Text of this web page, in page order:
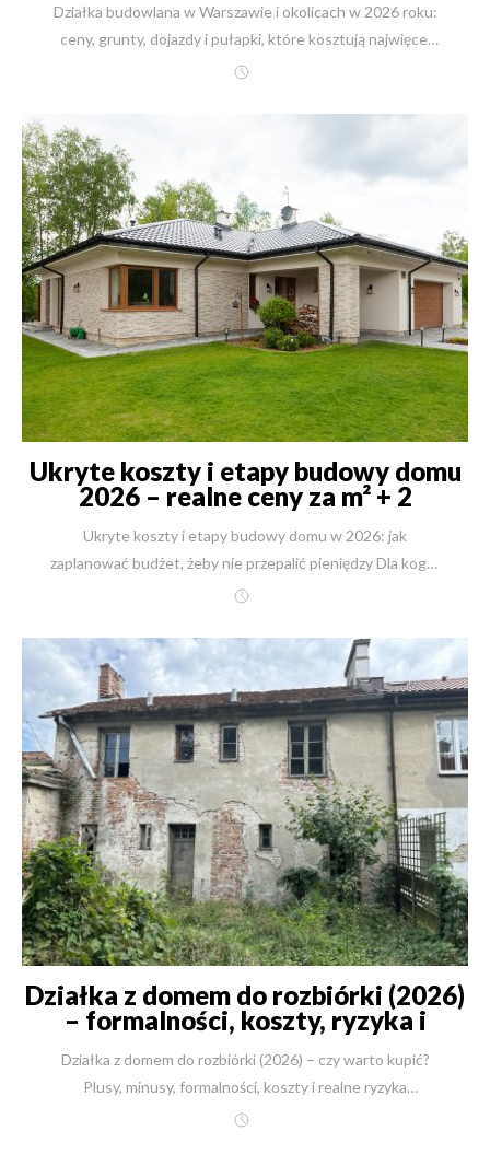
Działka budowlana w Warszawie i okolicach w 2026 roku: ceny, grunty, dojazdy i pułapki, które kosztują najwięcej Piszę ten tekst z perspektywy wejścia w 2026 rok – i powiem wprost: dziś o dobrej działce nie decyduje już tylko „ładna okolica”. Decyduje czas dojazdu, plan miejscowy, rodzaj gruntu i wody gruntowe, dostępność mediów oraz to, czy działka ma potencjał „na dom marzeń”, czy raczej „na kosztowną walkę z naturą i urzędem”. Kwintesencja (najważniejsze wnioski w 60 sekund) Warszawa = wygoda i infrastruktura, ale też: wysoka cena, sąsiedzi z każdej strony, hałas, ograniczenia MPZP i mało „prawdziwie dobrych” działek. Pod Warszawą często dostajesz większą działkę za niższą cenę, ale musisz wygrać trzy bitwy: dojazd, media i formalności (MPZP/WZ/Plan Ogólny). Grunt i woda potrafią „zjeść” pozorną okazję: tania działka na glinie = częściej błoto po zimie, trudniejsze odwodnienie, inne rozwiązania fundamentów i ogrodu. Najlepsza strategia na 2026: wybieraj lokalizacje przy szybkich trasach (S2/S8/S7/A2) albo przy kolei (SKM/WKD/Kolej), ale nie w zasięgu hałasu i nie „w ciemno” bez sprawdzenia planu i gruntu. W praktyce: działka to pierwszy z kluczowych tematów, od którego zależą wszystkie kolejne etapy budowy domu – koszt, tempo, technologia, komfort życia. Działka budowlana w Warszawie – wady i zalety (i dla kogo to naprawdę jest) Zalety działek w Warszawie Infrastruktura na wyciągnięcie ręki: szkoły, przedszkola, sklepy, usługi, sport, kultura. Komunikacja: metro, SKM, tramwaje, obwodnica – dla wielu osób to realnie „odzyskany czas”. Wyższa stabilność wartości gruntu: zwłaszcza w dzielnicach postrzeganych jako prestiżowe lub „pewne”. Mniej ryzyk „pustej gminy”: w wielu miejscach miasto jest już uzbrojone i ucywilizowane. Wady działek w Warszawie Cena: często płacisz „za adres”, a nie za parametry działki. Sąsiedzi z każdej strony: mniej prywatności, więcej ograniczeń (zacienienie, hałas, parkowanie, ogrodzenia). Hałas i zanieczyszczenia: szczególnie przy głównych arteriach i w gęstszej zabudowie. Mniej elastyczności projektowej: MPZP, linie zabudowy, powierzchnia biologicznie czynna, czasem ochrona drzew / układu urbanistycznego. Dla kogo działka w Warszawie? Dla osób, które pracują w Warszawie i chcą skrócić dojazdy oraz żyć „w mieście”. Dla rodzin z dziećmi, które stawiają na infrastrukturę (często: Białołęka, Wawer, części Ursynowa). Dla osób, którym zależy na prestiżu (często: Wilanów, fragmenty Mokotowa/Ursynowa). Dla inwestorów: grunt w mieście bywa „bezpieczniejszy”, ale wejście jest droższe. {{ ContactForm }} Najprostsza „Wielka Tabela” – ceny i wnioski (Warszawa + okolice) Uwaga: to są orientacyjne widełki rynkowe, jakie realnie widzi się w ofertach i zapytaniach klientów na przełomie końcówki 2025 i wejścia w 2026. Konkret zależy od ulicy, mediów, MPZP, sąsiedztwa i… gruntu. Lokalizacja (przykłady) Cena orientacyjna działki (zł/m²) Dojazd / „kręgosłup” komunikacyjny Najczęstsze ryzyko, które zmienia koszt budowy i życia Wilanów (Zawady, Powsin) 1800–3500+ S2/S79, szybki dojazd na Mokotów wysoka woda gruntowa, droższe odwodnienie i izolacje, restrykcyjny MPZP Mokotów / Ursynów (okolice zielone) 1600–3500+ metro + S2 mało działek, wysoka cena, ograniczenia biologicznie czynnej, ciasne wjazdy Wawer (Radość, Falenica, Miedzeszyn) 1200–2200 S2 + SKM mozaika gruntów (piasek/torf), miejscami wysoka woda, czasem brak kanalizacji Białołęka (Zielona Białołęka, okolice Trasy Toruńskiej) 900–1800 S8 + mosty, dojazdy do metra częsty brak MPZP w mikrorejonach, zmienne warunki gruntowe, korki w szczycie Wesoła / Rembertów 900–1800 SKM/Kolej działki leśne = formalności drzew, czasem ograniczenia zabudowy Marki / Ząbki 700–1400 S8 gliny, stojąca woda po zimie, odwodnienia, ciasna zabudowa Radzymin / Słupno 450–900 S8 gliny i iły, trudna retencja, po zimie mokro, ważne podniesienie terenu/odwodnienie Łomianki / Dziekanów / okolice 700–1400 S7/S8 (w zależności od punktu) hałas od tras, miejscami tereny zalewowe/wyższa wilgotność, plan miejscowy kluczowy Piaseczno / Lesznowola 700–1400 S7/S79, trasy wylotowe presja urbanizacji, różne MPZP, trzeba uważać na hałas i „korytarze” ruchu Magdalenka / Podkowa Leśna / Komorów 900–2000 S8/A2 + WKD (zależnie) działki zalesione = ochrona drzew + koszt przygotowania terenu Pruszków / Piastów 900–2000 A2 + WKD/Kolej mało działek, często „plomby”, ciasno, sąsiedzi i ograniczenia Grodzisk Maz. / Milanówek 500–1000 A2 + WKD/Kolej rosnące ceny, ale dobre „miasto satelickie”; klucz: uzbrojenie i plan Żabia Wola / okolice S8 350–800 S8 większe działki, ale częściej auto-must-have; sprawdzić media i MPZP/WZ Józefów / Otwock / Wiązowna 650–1800 SKM + trasy na wschód piaski + lasy (plus), ale drzewostan i formalności; lokalnie wysoka woda przy dolinach Wniosek cenowy: Cena rośnie, gdy masz jednocześnie: dobry dojazd + MPZP + media + „ładne otoczenie”. Cena spada (albo „udaje okazję”), gdy masz: braki formalne, brak mediów, hałas, trudny grunt lub niepewną przyszłość planistyczną. Co realnie wpływa na ceny działek w Warszawie i pod Warszawą? 1) Czas dojazdu (nie odległość) W 2026 roku ludzie kupują minuty, a nie kilometry. Dlatego: blisko S2/S8/S7/A2 ceny idą w górę, ale za blisko (hałas) – ceny potrafią spadać, a komfort życia siada. 2) Plan miejscowy i „pewność” zabudowy Największa mina: działka „ładna”, ale formalnie „niepewna”. W praktyce kluczowe pytania brzmią: Czy jest MPZP? Jeśli tak – jakie parametry narzuca? Jeśli nie ma – czy da się bezpiecznie uzyskać WZ i czy rejon nie jest blokowany przez nowe zasady planistyczne? 3) Media i infrastruktura w ulicy Działka z prądem/wodą/kanalizacją to często różnica: w czasie: miesiące vs „od razu”, w kosztach: od kilku do kilkudziesięciu tysięcy, w stresie: „etapy budowy domu” nie stoją w miejscu. 4) Grunt i woda (czyli temat, którego większość ludzi nie docenia) To jest element, który potrafi wywrócić budżet nie dlatego, że „zawsze jest drogo”, tylko dlatego, że zależy gdzie i na czym stawiasz dom. {{ CalculatorBuilding }} Warszawa i okolice: grunty, Wisła, wody gruntowe – co gdzie dominuje i co to zmienia Warszawa jako miasto „na warstwach”: Wisła, tarasy, gliny, piaski, torfy Warszawa i okolice są geologicznie różnorodne. W skrócie: Pas wiślany i okolice dolin: częściej wyższa wilgotność, lokalnie wyższe wody gruntowe, grunty rzeczne (mady) i piaski w różnych układach. Rejony gliniaste po stronie północno-wschodniej (często okolice Marek, Radzymina, Wołomina): dominują gliny/iły polodowcowe – woda „nie chce wsiąkać”. Linia otwocka i część terenów leśnych (Józefów, Otwock, Wesoła, fragmenty Wawra): częściej piaski, lepsza infiltracja, ale bywa sucho latem i trzeba myśleć o ogrodzie inaczej. Przykład praktyczny: Marki/Radzymin – glina i stojąca woda po zimie W rejonach, gdzie dominuje glina: po opadach i roztopach woda potrafi „stać”, bo grunt słabo przepuszcza, odwodnienie działki i drenaże muszą być projektowane mądrze (i legalnie), ogród i trawnik bez przygotowania podłoża często robi się „ciężki” i mokry. Skutek dla budowy: większy nacisk na właściwe warstwy pod płytą/ławy, czasem droższe prace ziemne, większa waga projektu odwodnienia i spadków terenu. Skutek dla życia na działce: po zimie bywa mokro, ciężej utrzymać „suchy” trawnik, temat podjazdów i błota nie jest abstrakcją, jeśli ktoś marzy o piwnicy – w wielu miejscach to proszenie się o koszty i ryzyka. Linia otwocka / okolice Wisły: piaski, lasy, inny komfort W rejonach piaszczystych: woda szybciej wsiąka, rzadziej masz „jezioro po roztopach”, łatwiej kształtować teren i ogród, ale latem bywa sucho – ogród wymaga nawadniania, a rośliny dobiera się inaczej. Działki zalesione vs otwarte: gdzie co dominuje i co to determinuje Gdzie częściej są działki zalesione? Magdalenka / Podkowa Leśna / Komorów Józefów / część Otwocka Wesoła, Radość (Wawer) Co to determinuje: większy prestiż i klimat (cisza, zapach lasu, prywatność), ale też: formalności i koszty przygotowania terenu, ochrona drzew, czasem ograniczenia w projekcie domu (żeby nie wycinać „na chama”). Gdzie częściej są działki otwarte? w wielu rejonach Białołęki (zwłaszcza „młodsze” obszary), sporo terenów podmiejskich o polnym charakterze. Co to determinuje: łatwiejsze przygotowanie budowy, ale mniej „gotowego klimatu” i częściej potrzeba lat, żeby ogród „dojrzał”. Dojazdy i „kręgosłup” komunikacyjny: co z czego ma sens w 2026 Najmocniejsze osie (Warszawa + obwarzanki) S2 (Południowa Obwodnica): game changer dla południa i części wschodu. S8: północny wschód (Marki/Radzymin) i wyjście na zachód (w zależności od kierunku). S7 / S79: południe (w stronę Piaseczna i dalej) i północny korytarz. A2: zachód (Pruszków, Grodzisk, okolice). Które dzielnice uważa się za „najbardziej infrastrukturalne” dla rodzin? Wilanów (prestiż + szkoły prywatne i publiczne, usługi, komfort)
Ukryte koszty i etapy budowy domu
2026 – realne ceny za m² + 2
przykłady New-House
Ukryte koszty i etapy budowy domu w 2026: jak zaplanować budżet, żeby nie przepalić pieniędzy Dla kogo: dla osób, które planują budowę domu (gotowy projekt lub indywidualny) i chcą mieć realny, kompletny budżet – bez przykrych „niespodzianek” w trakcie budowy. Co załatwisz u nas: dostaniesz wycenę + plan etapów + prowadzenie całej budowy od A do Z (działka → dokumenty → budowa → ogród) w jednym kontrakcie. Kwintesencja w 60 sekund (najważniejsze wnioski) Jeżeli dziś – 1 stycznia 2026 – miałbym Ci dać jedną radę jako praktyk z placu budowy, brzmiałaby tak: największe „wycieki budżetu” nie biorą się z wyboru projektu, tylko z tego, czego nie widać na wizualizacji. Najczęściej budżet rozjeżdża się na: gruncie (badania, odwodnienia, wymiana gruntu, zmiana fundamentów), przyłączach (odległości, projekty przyłączy, opłaty i fizyczne wykonanie), formalnościach (WZ/MPZP, mapy, uzgodnienia, projekty branżowe), logistyce placu budowy (prąd budowlany, ogrodzenie, zaplecze), wykończeniu (to tu najłatwiej „dopłacić” 10–30% bez poczucia, że to duża zmiana). W tym artykule dostajesz konkrety: etapy budowy domu, widełki kosztów i prawdziwe przykłady z naszych wycen (New-House, 2026) + prosta checklista, żeby wejść w budowę z poczuciem kontroli. Chcesz budżet „bez złudzeń” i harmonogram etapów? {{ ContactForm }} Budżet, projekt i etapy budowy domu (to, co MUSISZ wiedzieć na start) 1) Dlaczego w 2026 budżet pęka najczęściej „pod spodem” W teorii budowa domu wygląda jak prosta suma: projekt + fundamenty + ściany + dach + instalacje + wykończenie. W praktyce – szczególnie na początku 2026 roku – budowa jest bardziej jak „system naczyń połączonych”: jedna decyzja (np. „dom dalej od drogi”) potrafi podbić koszt przyłączy, jedna niewiadoma (np. woda gruntowa) potrafi zmienić fundament, jedno opóźnienie w formalnościach potrafi „spalić” Ci sezon i dołożyć koszty utrzymania placu budowy. I tu wchodzi problem, który nazywam roboczo „syndromem wierzchołka góry lodowej”: inwestor widzi bryłę domu i wnętrza, a najdroższe ryzyka siedzą w gruncie, dokumentach i logistyce. Jeśli chcesz, możemy od razu przejść przez Twoją sytuację (działka/projekt/budżet/termin) i ułożyć realne etapy budowy domu. kontakt@new-house.pl, tel. +48 504 125 130. 2) Projekt gotowy vs indywidualny: gdzie naprawdę rośnie koszt (i o ile) W 2026 pytanie „gotowy czy indywidualny?” ma sens tylko wtedy, gdy rozdzielisz dwie rzeczy: koszt projektu (dokumentacja), koszt budowy (realizacja). Projekt gotowy – plusy i minusy w praktyce Plusy: szybki start koncepcyjny, znany układ i bryła, łatwiej porównywać oferty wykonawców. Minusy (najczęściej pomijane): adaptacja do działki i przepisów, zmiany konstrukcyjne przy innych strefach wiatru/śniegu, „drobne” modyfikacje, które mnożą koszty (okna, przesunięcia ścian, strop, dach). Projekt indywidualny – co dostajesz i dlaczego jest drożej Projekt indywidualny daje dopasowanie do: działki (układ wjazdu, strony świata, spadki terenu), Twojego stylu życia (funkcje, wysokości, światło), optymalizacji kosztów eksploatacji (energetyka). I teraz ważny konkret, który widzę na setkach wycen: projekty indywidualne zazwyczaj są ok. 10% droższe w realizacji. Nie dlatego, że „ktoś chce zarobić”, tylko dlatego, że: indywidualne projekty częściej mają bardziej złożoną bryłę, więcej detalu architektonicznego, większe przeszklenia i wyższe standardy materiałowe, większe wymagania wykonawcze i kontrola jakości. W tym artykule pokażę to na realnych liczbach za 2026 rok na przykładach dwóch gotowych projektów z New-House – i policzę, ile by kosztowały, gdyby były realizowane jako „indywidual” (+10%). {{ CalculatorBuilding }} 3) Etapy budowy domu – mapa procesu krok po kroku (10 kroków) Poniżej masz „kręgosłup” procesu. Jeżeli któryś krok pomijasz, budżet zwykle wraca jak bumerang – tylko drożej. Rozmowa startowa i założenia: budżet, standard (SSZ / deweloperski / pod klucz), termin, priorytety. Działka: weryfikacja MPZP/WZ, dojazd, media, warunki gruntowe, ryzyka. Koncepcja projektu: gotowy vs indywidualny + wstępne dopasowanie do działki. Badania gruntu i mapa do celów projektowych (to nie są „dodatki”, to fundament decyzji). Projekt budowlany i branżowy: konstrukcja, instalacje, energetyka, uzgodnienia. Formalności: pozwolenie / zgłoszenie, warunki przyłączeniowe, uzgodnienia. Organizacja placu budowy: prąd budowlany, zaplecze, ogrodzenie, harmonogram dostaw. Stan zerowy: roboty ziemne, fundamenty, izolacje – etap, gdzie błędy są najdroższe. Stan surowy → instalacje → deweloperski: konstrukcja, dach, okna, instalacje, tynki, posadzki. Pod klucz + zagospodarowanie terenu: wykończenie, łazienki, kuchnia, oświetlenie, ogród, odbiory. To są etapy budowy domu w wersji „bez skrótów”. I teraz przechodzimy do części, która najbardziej boli: koszty niewidzialne. 4) Ukryte koszty, które zabijają budżet (a prawie nikt ich nie planuje) Poniżej lista, którą w New-House omawiamy na starcie, bo to realnie decyduje o spokoju inwestora. 4.1 Grunt i fundamenty – najdroższa niewiadoma badania geotechniczne (czasem podstawowe wystarczą, czasem potrzebujesz rozszerzonych), wysoki poziom wody gruntowej = odwodnienia, drenaże, zmiany izolacji, słabe grunty = wymiana gruntu / płyta fundamentowa / wzmocnienia. Dlaczego to jest krytyczne? Bo zmiana fundamentu „w trakcie” to nie jest kosmetyka – to potrafi zmienić koszt stanu zerowego i harmonogram. 4.2 Geodezja i „papierologia” (to nie jest jeden geodeta z palikami) mapa do celów projektowych, tyczenie budynku, inwentaryzacja powykonawcza, projekty i uzgodnienia przyłączy. 4.3 Media i przyłącza (najbardziej mylący punkt w budżecie) Najczęstszy błąd: inwestor widzi „sieć w drodze” i zakłada, że to „mały koszt”. A potem wychodzi, że: odległość jest duża, dochodzą projekty, uzgodnienia, odtworzenia nawierzchni, koszt rośnie wraz z metrami. 4.4 Logistyka placu budowy (koszty stałe) prąd budowlany (taryfa budowlana, skrzynka, WLZ), ogrodzenie, zaplecze (toaleta, kontener, przechowywanie), woda technologiczna, jeśli przyłącze się opóźnia. 4.5 „Dopłaty” w wykończeniu – 1000 małych decyzji To etap, gdzie budżet robi się elastyczny i łatwo wpaść w spiralę: „skoro już tu jesteśmy, to dopłaćmy do lepszych płytek…” „a może jednak inne drzwi…” „a to oświetlenie jest słabe…” I nagle +150 tys. zł, ale psychologicznie rozbite na drobne kwoty. 4.6 Szybka tabela „kosztów niewidzialnych” (styczeń 2026) – do przepisania do Twojego budżetu To są pozycje, które najczęściej pomija się w pierwszym kosztorysie. Podaję orientacyjne widełki dla typowej inwestycji domu jednorodzinnego w Polsce (wartości brutto, zależne od regionu i warunków): Kategoria Co dokładnie Typowy zakres (PLN) Grunt badania geotechniczne (podstawowe) 1 200–2 500 Grunt (opcjonalnie) badania rozszerzone / sondowania 3 000–6 000 Grunt (opcjonalnie) wymiana gruntu / wzmocnienia 20 000–40 000+ Geodezja mapa do celów projektowych 1 000–3 000 Geodezja tyczenie + inwentaryzacja 2 500–4 000 Prąd skrzynka budowlana + WLZ + pomiary 2 000–3 000 Woda/kan projekt + uzgodnienia + wykonanie (zależne od metrów) 3 000–40 000+ Gaz (opcjonalnie) przyłącze + projekt + instalacja do domu 3 000–10 000+ Plac budowy ogrodzenie tymczasowe + toaleta (12 mies.) ok. 8 000–12 000 Nadzór (jeśli osobno) kierownik budowy / inspektor 3 000–10 000 Najważniejsze: ta tabela nie ma Cię przestraszyć – ma Cię uchronić przed sytuacją, w której budżet „wycieka” bez Twojej świadomości. Jeśli chcesz, przejdziemy przez Twoją listę „ukrytych kosztów” i ustawimy budżet etapami (tak, żeby był kontrolowalny). kontakt@new-house.pl, tel. +48 504 125 130. 5) Konkrety z New-House (2026): dwa gotowe projekty i realne ceny za m² Poniżej dostajesz liczby, które są najcenniejsze – bo są policzone na konkretnych projektach. Przykład A: Willa Parkowa – 159 m² (2026) Link do projektu: https://new-house.com.pl/projekt/willa-parkowa-1187 Powierzchnia użytkowa: 159 m² Stan surowy: 602 311 PLN → ok. 3 788 PLN/m² Prace deweloperskie: 1 283 283 PLN → ok. 8 071 PLN/m² Prace pod klucz: 1 458 183 PLN → ok. 9 171 PLN/m² Pod klucz z ogrodem: 1 528 183 PLN → ok. 9 611 PLN/m² Jeżeli ten sam dom realizujesz jako projekt indywidualny (średnio +10%): pod klucz: ok. 10 088 PLN/m² (łącznie ok. 1 604 001 PLN), pod klucz z ogrodem: ok. 10 572 PLN/m² (łącznie ok. 1 681 001 PLN). Przykład B: Willa Floryda 5 – 348 m² (2026) Link do projektu: https://new-house.com.pl/projekt/willa-floryda-5-19724 Powierzchnia użytkowa: 348 m² Stan surowy: 1 114 928 PLN → ok. 3 204 PLN/m² Prace deweloperskie: 2 744 717 PLN → ok. 7 888 PLN/m² Prace pod klucz: 3 057 917 PLN → ok. 8 787 PLN/m² Pod klucz z ogrodem: 3 202 917 PLN → ok. 9 204 PLN/m² Jeżeli realizacja byłaby jako projekt indywidualny (+10%): pod klucz: ok. 9 666 PLN/m² (łącznie ok. 3 363 709 PLN), pod klucz z ogrodem: ok. 10 124 PLN/m² (łącznie ok. 3 523 209 PLN). Tabela porównawcza (New-House, ceny 2026) Projekt Pow. użytkowa SSZ (PLN/m²) Deweloperski (PLN/m²) Pod klucz (PLN/m²) Pod klucz + ogród (PLN/m²) Willa
Działka z domem do rozbiórki (2026)
– formalności, koszty, ryzyka i
checklista | New-House
Działka z domem do rozbiórki (2026) – czy warto kupić? Plusy, minusy, formalności, koszty i realne ryzyka Aktualizacja: 26 grudnia 2025 (Warszawa) – dane i wnioski przygotowane z myślą o realiach początku 2026 roku. Kwintesencja w 60 sekund (najważniejsze wnioski) Tak, to często świetny ruch: najlepsze lokalizacje, dojrzałe otoczenie, często już są media i dojazd. Nie, nie zawsze możesz zburzyć stary dom: czasem blokuje to konserwator, MPZP, układ granic lub formalności rozbiórkowe. Nowy dom może być większy – ale tylko wtedy, gdy pozwalają na to zapisy MPZP lub decyzja WZ (a w 2026 roku zasady WZ robią się ostrzejsze). Największe ryzyko nie leży w „gruzie”, tylko w papierach: plan miejscowy, WZ, ochrona konserwatorska, linie zabudowy, odległości od granic, służebności. Najczęstszy błąd kupujących: „Biorę, bo taniej”. Najlepsza strategia: „Sprawdzam, zanim podpiszę”. Jeśli chcesz spać spokojnie: potraktuj rozbiórkę jako jeden z etapów budowy domu, a nie osobną przygodę organizowaną „po godzinach”. Sprawdź działkę przed zakupem – krótka rozmowa i wstępna ocena ryzyk potrafią oszczędzić miesiące i dziesiątki tysięcy złotych. (2026): Dlaczego to bywa „perełka” i gdzie są miny formalne Dlaczego działki z domem do rozbiórki są często lepsze niż „goły grunt” W 2026 roku widzę powtarzający się schemat: ktoś szuka działki miesiącami, przewija ogłoszenia „działek budowlanych”, a potem… przypadkiem trafia na ofertę w kategorii „dom do remontu”. I nagle okazuje się, że to jest dokładnie ta lokalizacja, której wcześniej nie dało się kupić jako pustej działki. Dlaczego? Bo historycznie atrakcyjne miejsca były zabudowane od dawna. A „stary dom” w ogłoszeniu to często po prostu opakowanie dla gruntu z przewagami: istniejący dojazd, często droga gminna sąsiedztwo już ułożone (mniej niespodzianek) zdarzają się podciągnięte media (albo przynajmniej infrastruktura w ulicy) dojrzała zieleń, starodrzew (wartość, której nie kupisz „od ręki”) I jest jeszcze jeden element, bardzo ludzki: właściciele takich nieruchomości to nierzadko spadkobiercy. Dom jest dla nich kosztem i kłopotem, więc bywają bardziej skłonni do rozmów. Mini-historia (z życia budów): Pan Filip chciał działkę „blisko miasta, ale cicho”. Przez długi czas oglądał puste parcele – wszystkie w miejscach, które nie dawały mu poczucia komfortu. Dopiero gdy zaczął sprawdzać ogłoszenia „domów do remontu”, znalazł działkę z małym, starym budynkiem i pięknymi drzewami. Dziś pije kawę na tarasie nowego domu i mówi jedno: „Najlepsze było to, że najpierw ktoś sprawdził papierologię, a dopiero potem się zakochałem.” Plusy i minusy – uczciwie, bez lukru Plusy Lokalizacja premium (często lepsza niż działki „z pola”) Potencjalnie istniejące przyłącza / media (lub łatwiejsze ich odtworzenie) Negocjacyjność ceny (bo dom bywa „problemem” sprzedającego) Dojrzałe otoczenie i zieleń Czasem łatwiejsze uzyskanie parametrów zabudowy (ale to zależy od planu i okolicy) Minusy (te prawdziwe) Ryzyko, że rozbiórka nie będzie prosta (konserwator, MPZP, granice, bliźniak, ściana w ostrej granicy) Ryzyko, że po wyburzeniu okaże się, że nowy dom musi spełnić współczesne warunki techniczne i nie da się go ustawić tak jak starego Niespodzianki w ziemi: stare fundamenty, zasypane piwnice, niezinwentaryzowane sieci Dodatkowy etap formalny i logistyczny (rozbiórka + utylizacja + zabezpieczenia) Tu ważna myśl: minusy są do ogarnięcia, ale tylko wtedy, gdy je policzysz i wpiszesz w etapy budowy domu. Czy zawsze można zburzyć stary dom i postawić nowy? Nie. Powiem wprost, bo to temat, który robi najwięcej krzywdy inwestorom: „Dom do rozbiórki” w ogłoszeniu nie jest gwarancją, że urząd i konserwator myślą tak samo. Są sytuacje, w których: formalnie nie wolno rozebrać budynku (albo jest to ekstremalnie trudne) wolno rozebrać, ale nie wolno postawić nowego w takim kształcie, jak chcesz wolno postawić nowy, ale po spełnieniu warunków, które zmniejszą dom lub przesuną go w głąb działki Najczęstsze blokery: ochrona konserwatorska (wpis do rejestru, ewidencja, strefy ochrony) MPZP narzuca zachowanie linii zabudowy, gabarytów, kształtu dachu, a czasem nawet „charakteru” zabudowy budynek stoi w układzie „na granicy” albo w zabudowie bliźniaczej/szeregowej w praktyce: spór sąsiedzki + ryzyko szkód w trakcie rozbiórki Jeśli masz na oku działkę z budynkiem: zrób audyt formalny zanim podpiszesz umowę. To nie jest „fanaberia” – to zabezpieczenie marzenia. {{ ContactForm }} Rozbiórka: zgłoszenie czy pozwolenie (i dlaczego to ma znaczenie) W praktyce masz dwie ścieżki: rozbiórka na zgłoszenie rozbiórka na pozwolenie Zasady zależą m.in. od parametrów obiektu, lokalizacji względem granic i ochrony konserwatorskiej. W biznes.gov.pl znajdziesz opis procedury „Pozwolenie na rozbiórkę” wraz z listą typowych załączników (m.in. zgoda właściciela, szkic usytuowania, opis sposobu zapewnienia bezpieczeństwa). Co z tego wynika dla kupującego? czas i nerwy: inna jest „waga” zgłoszenia, inna pozwolenia bezpieczeństwo: przy pozwoleniu częściej wchodzą dodatkowe wymagania organizacyjne harmonogram: rozbiórka wpływa na kolejne etapy budowy domu, zwłaszcza fundamenty i przyłącza Wskazówka praktyczna (2026): Jeśli i tak planujesz nowy dom od razu – często sensowniejsze jest prowadzenie tematu tak, żeby rozbiórka była traktowana jako element przygotowania terenu pod budowę (w jednym, spójnym planie działań), zamiast robić to „oddzielnie i po omacku”. Czy nowy dom może być większy niż stary? Często: tak. Przeważnie: nie. O tym, czy nowy dom może być większy, decydują: MPZP (jeśli jest) – wskaźniki, linie zabudowy, wysokość, kąt dachu, intensywność, powierzchnia biologicznie czynna albo decyzja WZ (jeśli nie ma MPZP) – zasada dobrego sąsiedztwa i analiza urbanistyczna I teraz ważny punkt „na 2026”: reforma planowania przestrzennego wprowadza plan ogólny gminy jako dokument wiążący dla decyzji WZ, a wątek „obszaru uzupełnienia zabudowy” staje się kluczowy. Ministerstwo opisuje plan ogólny jako nowe, obowiązkowe narzędzie planistyczne, wiążące także dla WZ. w praktyce inwestorzy coraz częściej pytają o daty graniczne i ryzyko, że po wejściu w życie planu ogólnego uzyskanie WZ będzie trudniejsze. Konkretnie o dacie: w dyskusji o nowych zasadach często pojawia się 1 lipca 2026 jako moment, po którym mechanika wydawania WZ może być bardziej ograniczona (w zależności od gminy i etapu wdrożenia planu ogólnego). „Ale przecież stary dom stoi w granicy – to ja też tak postawię…” Tu jest klasyczna pułapka. Po rozbiórce zaczynasz znowu w reżimie aktualnych warunków technicznych (odległości od granic, ochrona ppoż, doświetlenie itd.). Minimalne odległości 3 m/4 m wynikają z § 12 warunków technicznych, a zmiany i doprecyzowania były komunikowane m.in. przez gov.pl. Wniosek: stary dom w „ostrej granicy” może dawać złudne poczucie, że wszystko jest możliwe. W 2026 roku – tym bardziej – sprawdzaj to na papierze, nie na wyobrażeniu. Checklista: co sprawdzić przed zakupem działki z domem do rozbiórki Poniżej masz listę, którą w praktyce traktuję jak „bezpiecznik inwestora”: Dokumenty i planowanie MPZP: co wolno budować (parametry, linie zabudowy, dach, wysokość) jeśli brak MPZP: realność uzyskania WZ (i zgodność z planem ogólnym, gdy wejdzie w życie) ochrona konserwatorska: rejestr/ewidencja/strefy dostęp do drogi publicznej i ewentualne służebności Granice, sąsiedztwo, ustawienie domu gdzie jest granica w terenie (geodeta, mapa do celów projektowych) czy budynek jest w granicy, czy „wisi” na sąsiednim układzie czy nowy dom da się sensownie ustawić przy aktualnych przepisach Media i „niespodzianki” przebieg sieci (mapa zasadnicza, uzgodnienia) czy da się wykorzystać istniejące przyłącza, czy i tak robisz nowe czy jest szansa na azbest (eternit) fundamenty/piwnice (koszt i ryzyko) Wyślij lokalizację i podstawowe dane działki – powiemy, co jest ryzykiem, co jest okazją, a co jest „czerwoną flagą”. Tabela: „Goła działka” vs „działka z domem do rozbiórki” (perspektywa 2026) Obszar Goła działka Działka z domem do rozbiórki Lokalizacja często peryferie często świetna lokalizacja Media bywa, że wszystko trzeba doprowadzić często infrastruktura już jest lub jest bliżej Start budowy szybki tylko „na papierze” wolniejszy na starcie (rozbiórka), ale bywa szybszy w całości Ryzyko formalne standardowe wyższe (konserwator, rozbiórka, granice) Koszty ukryte przyłącza, drogi, odwodnienia rozbiórka, gruz, azbest, fundamenty Potencjał negocjacji zwykle mniejszy często większy (spadek, kłopotliwy budynek) Komfort docelowy zależy od okolicy często wysoki (otoczenie już „dojrzałe”) (2026): Koszty, etapy budowy domu i jak zrobić to „bez dramatu” Koszty: czego ludzie nie liczą (a potem są zaskoczeni) W 2026 roku kosztorys „działki z domem do rozbiórki” powinien mieć przynajmniej te pozycje: Rozbiórka + robocizna Koszt rozbiórki zależy od kubatury, konstrukcji, dostępu sprzętu i regionu. W widełkach rynkowych często spotyka się zakres typu „kilkadziesiąt zł za m³ do ponad 100 zł za m³”, ale realna wycena jest zawsze „z oględzin”. Przykładowe widełki kosztów rozbiórek są opisywane w materiałach branżowych. Wywóz gruzu i odpadów Tu różnice robią się ogromne w zależności od tego, czy masz gruz czysty, czy zmieszany. W prasie branżowej pojawiają się konkretne przykłady cen kontenerów i big bagów (np. kont